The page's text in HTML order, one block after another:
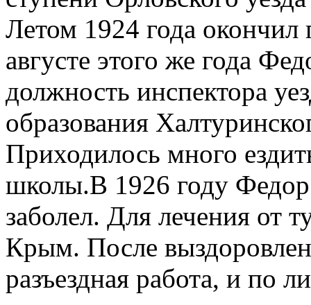
Летом 1924 года окончил
августе этого же года
должность инспектора
образования
Приходилось много
школы.В 1926 году Федор
заболел. Для лечения от
Крым. После
разъездная работа, и по